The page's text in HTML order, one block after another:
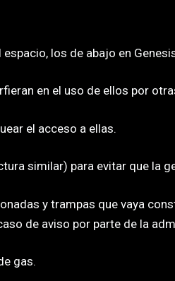
los de abajo en
en el uso de ellos por
el acceso a ellas.
similar) para evitar que la
y trampas que vaya
de aviso por parte de la
gas.